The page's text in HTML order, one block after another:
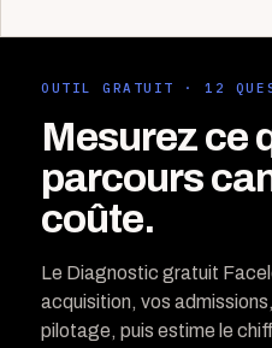
OUTIL GRATUIT · 12
Mesurez ce
parcours
coûte.
Le Diagnostic gratuit
acquisition, vos
pilotage, puis estime le